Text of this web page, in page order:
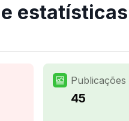
Publicações
45